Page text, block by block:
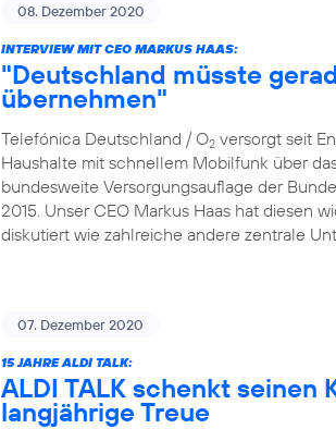
08. Dezember 2020
INTERVIEW MIT CEO MARKUS HAAS:
"Deutschland müsste
übernehmen"
Telefónica Deutschland / O2 versorgt seit
Haushalte mit schnellem Mobilfunk über
bundesweite Versorgungsauflage der
2015. Unser CEO Markus Haas hat diesen
diskutiert wie zahlreiche andere zentrale
07. Dezember 2020
15 JAHRE ALDI TALK:
ALDI TALK schenkt seinen
langjährige Treue